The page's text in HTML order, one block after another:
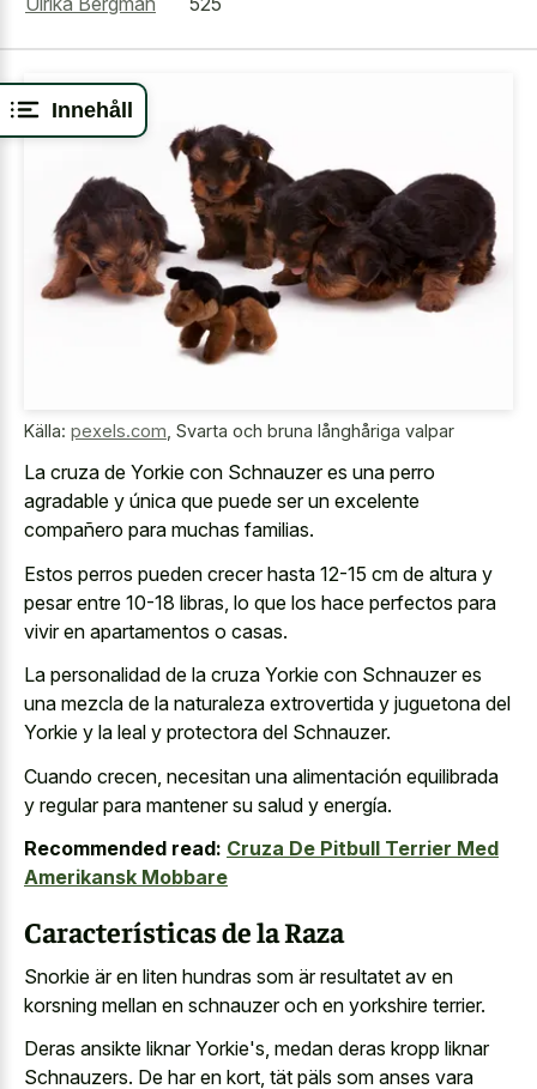
Innehåll
Källa: pexels.com Svarta och bruna långhåriga valpar
La cruza de Yorkie con Schnauzer es una perro
agradable y única que puede ser un excelente
compañero para muchas familias.
Estos perros pueden crecer hasta 12-15 cm de altura y
pesar entre 10-18 libras, lo que los hace perfectos para
vivir en apartamentos o casas.
La personalidad de la cruza Yorkie con Schnauzer es
una mezcla de la naturaleza extrovertida y juguetona del
Yorkie y la leal y protectora del Schnauzer.
Cuando crecen, necesitan una alimentación equilibrada
y regular para mantener su salud y energía.
Recommended read: Cruza De Pitbull Terrier Med
Amerikansk Mobbare
Características de la Raza
Snorkie är en liten hundras som är resultatet av en
korsning mellan en schnauzer och en yorkshire terrier.
Deras ansikte liknar Yorkie's, medan deras kropp liknar
Schnauzers. De har en kort, tät päls som anses vara